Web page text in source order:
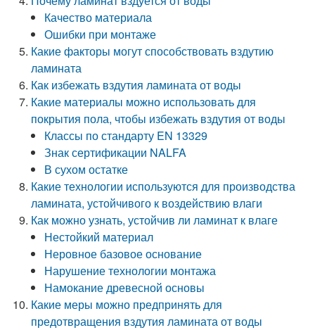
Качество материала
Ошибки при монтаже
Какие факторы могут способствовать вздутию
ламината
Как избежать вздутия ламината от воды
Какие материалы можно использовать для
покрытия пола, чтобы избежать вздутия от воды
Классы по стандарту EN 13329
Знак сертификации NALFA
В сухом остатке
Какие технологии используются для производства
ламината, устойчивого к воздействию влаги
Как можно узнать, устойчив ли ламинат к влаге
Нестойкий материал
Неровное базовое основание
Нарушение технологии монтажа
Намокание древесной основы
Какие меры можно предпринять для
предотвращения вздутия ламината от воды